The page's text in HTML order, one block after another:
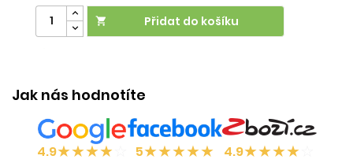
 Přidat do košíku
Jak nás hodnotíte
4.9★★★★ 5★★★★★ 4.9★★★★